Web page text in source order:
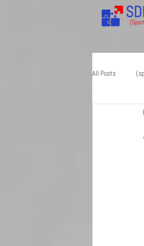
All Posts
Promotextiel